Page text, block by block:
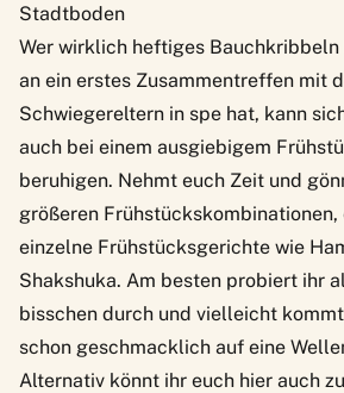
Stadtboden
Wer wirklich heftiges Bauchkribbeln
an ein erstes Zusammentreffen mit
Schwiegereltern in spe hat, kann
auch bei einem ausgiebigem
beruhigen. Nehmt euch Zeit und
größeren
einzelne Frühstücksgerichte wie
Shakshuka. Am besten probiert ihr
bisschen durch und vielleicht
schon geschmacklich auf eine
Alternativ könnt ihr euch hier auch